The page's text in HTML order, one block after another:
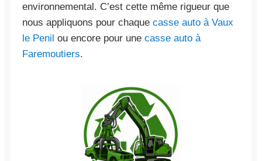
environnemental. C’est cette même rigueur que
nous appliquons pour chaque casse auto à Vaux
le Penil ou encore pour une casse auto à
Faremoutiers.